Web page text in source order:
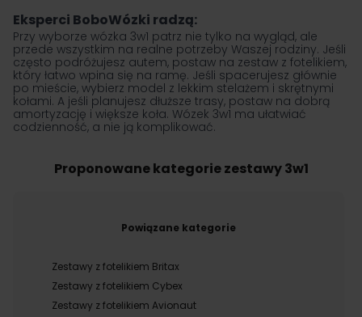
Eksperci BoboWózki radzą:
Przy wyborze wózka 3w1 patrz nie tylko na wygląd, ale
przede wszystkim na realne potrzeby Waszej rodziny. Jeśli
często podróżujesz autem, postaw na zestaw z fotelikiem,
który łatwo wpina się na ramę. Jeśli spacerujesz głównie
po mieście, wybierz model z lekkim stelażem i skrętnymi
kołami. A jeśli planujesz dłuższe trasy, postaw na dobrą
amortyzację i większe koła. Wózek 3w1 ma ułatwiać
codzienność, a nie ją komplikować.
Proponowane kategorie zestawy 3w1
Powiązane kategorie
Zestawy z fotelikiem Britax
Zestawy z fotelikiem Cybex
Zestawy z fotelikiem Avionaut